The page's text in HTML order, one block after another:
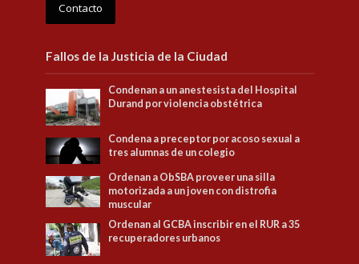
Contacto
Fallos de la Justicia de la Ciudad
Condenan a un anestesista del Hospital
Durand por violencia obstétrica
Condena a preceptor por acoso sexual a
tres alumnas de un colegio
Ordenan a ObSBA proveer una silla
motorizada a un joven con distrofia
muscular
Ordenan al GCBA inscribir en el RUR a 35
recuperadores urbanos